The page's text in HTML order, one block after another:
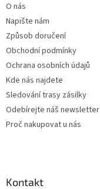
O nás
Napište nám
Způsob doručení
Obchodní podmínky
Ochrana osobních údajů
Kde nás najdete
Sledování trasy zásilky
Odebírejte náš newsletter
Proč nakupovat u nás
Kontakt